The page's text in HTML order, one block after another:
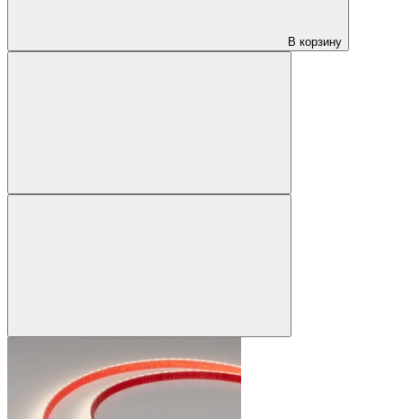
В корзину